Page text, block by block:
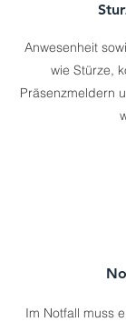
Anwesenheit
wie Stürze,
Präsenzmeldern
Im Notfall muss